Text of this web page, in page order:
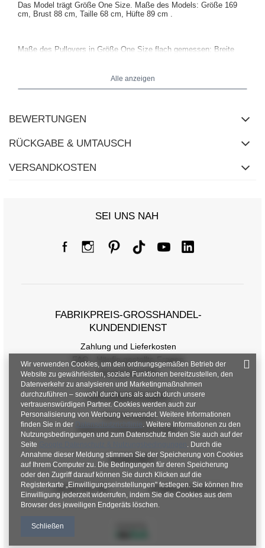
Das Model trägt Größe One Size. Maße des Models: Größe 169
cm, Brust 88 cm, Taille 68 cm, Hüfte 89 cm .
Maße des Pullovers in Größe One Size flach gemessen: Breite
Alle anzeigen
BEWERTUNGEN
RÜCKGABE & UMTAUSCH
VERSANDKOSTEN
SEI UNS NAH
FABRIKPREIS-GROSSHANDEL-K
UNDENDIENST
Zahlung und Lieferkosten
FAQ - Häufig gestellte Fragen
Rückgabepolitik
INFORMATIONEN
Verordnungen
Datenschutzbestimmungen
KONTAKT
+48 601 547 740 hurt@factoryprice.eu
Wir verwenden Cookies, um den ordnungsgemäßen Betrieb der
Website zu gewährleisten, soziale Funktionen bereitzustellen, den
Datenverkehr zu analysieren und Marketingmaßnahmen
durchzuführen – sowohl durch uns als auch durch unsere
vertrauenswürdigen Partner. Cookies werden auch zur
Personalisierung von Werbung verwendet. Weitere Informationen
finden Sie in der
Datenschutzrichtlinie. Weitere Informationen zu den
Nutzungsbedingungen und zum Datenschutz finden Sie auch auf der
Seite
. Durch die
Annahme dieser Meldung stimmen Sie der Speicherung von Cookies
auf Ihrem Computer zu. Die Bedingungen für deren Speicherung
oder den Zugriff darauf können Sie durch Klicken auf die
Registerkarte „Einwilligungseinstellungen" festlegen. Sie können Ihre
Einwilligung jederzeit widerrufen, indem Sie die Cookies aus dem
Browser des jeweiligen Endgeräts löschen.
Schließen